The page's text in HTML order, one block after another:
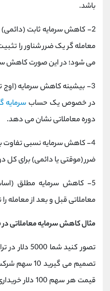
باشد.
2- کاهش سرمایه ثابت (دائمی)
معامله ‌گر یک ضرر شناور را
می ‌شود؛ در این صورت کاهش
3- بیشینه کاهش سرمایه (اوج
در خصوص یک حساب سرمایه
دوره معاملاتی نشان می ‌دهد.
4- کاهش سرمایه نسبی تفاوت
ضرر (موقتی یا دائمی) برای کل
5- کاهش سرمایه مطلق
معاملاتی قبل و بعد از معامله
مثال کاهش سرمایه معاملاتی در
تصور کنید
قیمت هر سهم